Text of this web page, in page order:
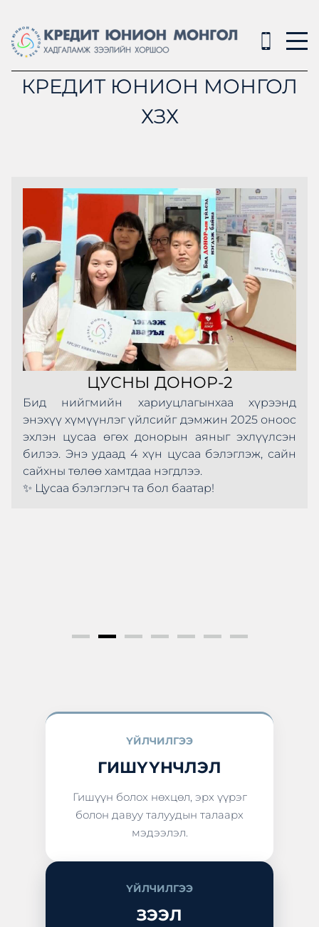
КРЕДИТ ЮНИОН МОНГОЛ
ХЗХ
ЦУСНЫ ДОНОР-2
Бид нийгмийн хариуцлагынхаа хүрээнд
энэхүү хүмүүнлэг үйлсийг дэмжин 2025 оноос
эхлэн цусаа өгөх донорын аяныг эхлүүлсэн
билээ. Энэ удаад 4 хүн цусаа бэлэглэж, сайн
сайхны төлөө хамтдаа нэгдлээ.
✨ Цусаа бэлэглэгч та бол баатар!
ҮЙЛЧИЛГЭЭ
ГИШҮҮНЧЛЭЛ
Гишүүн болох нөхцөл, эрх үүрэг
болон давуу талуудын талаарх
мэдээлэл.
ҮЙЛЧИЛГЭЭ
ЗЭЭЛ